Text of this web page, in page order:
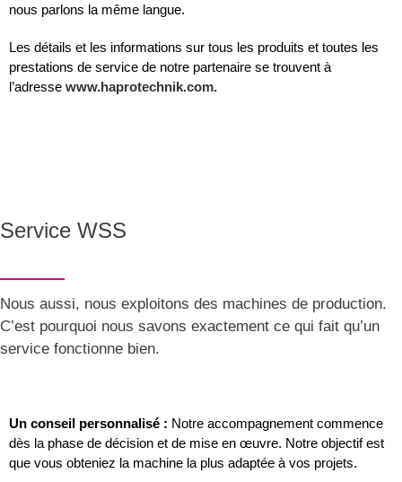
nous parlons la même langue.
Les détails et les informations sur tous les produits et toutes les
prestations de service de notre partenaire se trouvent à
l’adresse www.haprotechnik.com.
Service WSS
Nous aussi, nous exploitons des machines de production.
C’est pourquoi nous savons exactement ce qui fait qu’un
service fonctionne bien.
Un conseil personnalisé : Notre accompagnement commence
dès la phase de décision et de mise en œuvre. Notre objectif est
que vous obteniez la machine la plus adaptée à vos projets.